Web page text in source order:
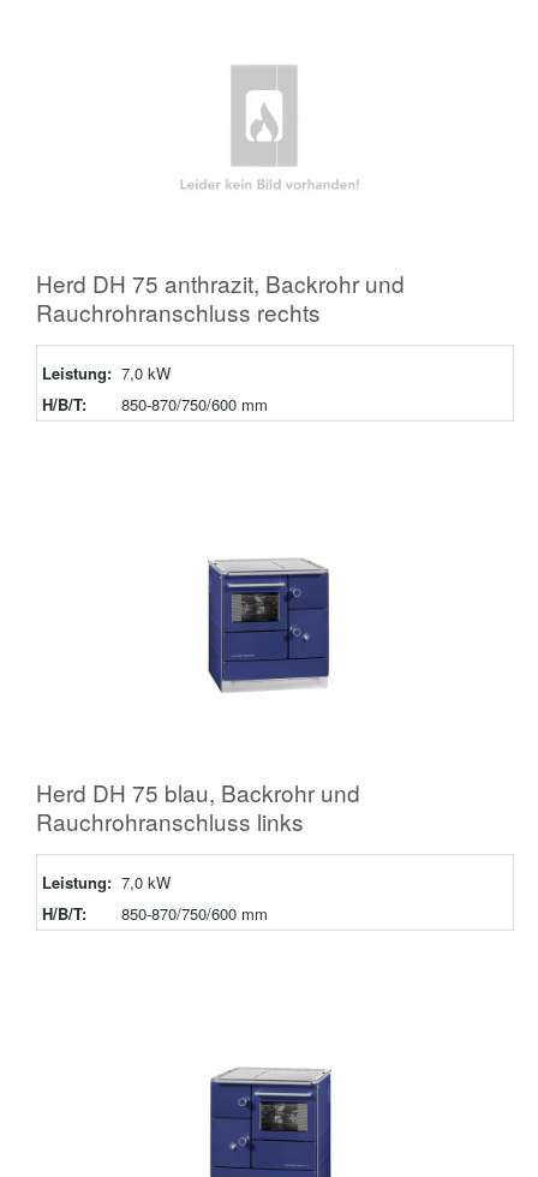
Herd DH 75 anthrazit, Backrohr und
Rauchrohranschluss rechts
Leistung: 7,0 kW
H/B/T:
850-870/750/600 mm
Herd DH 75 blau, Backrohr und
Rauchrohranschluss links
Leistung: 7,0 kW
H/B/T:
850-870/750/600 mm